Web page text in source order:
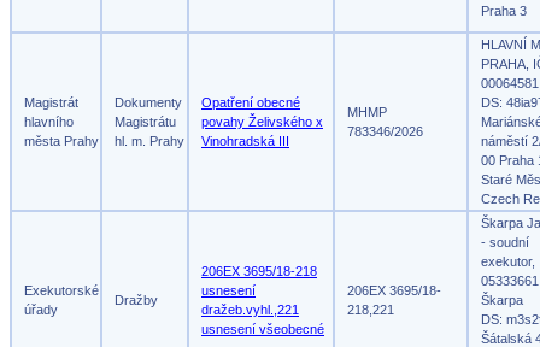
Praha 3
Magistrát
hlavního
města Prahy
Dokumenty
Magistrátu
hl. m. Prahy
Opatření obecné
povahy Želivského x
Vinohradská III
MHMP
783346/2026
HLAVNÍ
PRAHA,
00064581
DS:
náměstí
00 Praha
Staré
Czech
Exekutorské
úřady
Dražby
206EX 3695/18-218
usnesení
dražeb.vyhl.,221
usnesení všeobecné
206EX 3695/18-
218,221
Škarpa
- soudní
exekutor,
Škarpa
DS:
Šátalská